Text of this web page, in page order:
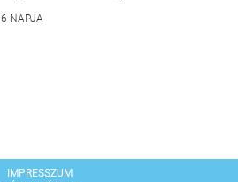
6 NAPJA
IMPRESSZUM